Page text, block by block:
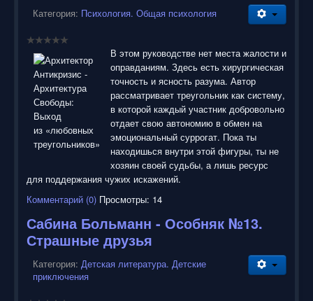
Категория: Психология. Общая психология
В этом руководстве нет места жалости и
оправданиям. Здесь есть хирургическая
точность и ясность разума. Автор
рассматривает треугольник как систему,
в которой каждый участник добровольно
отдает свою автономию в обмен на
эмоциональный суррогат. Пока ты
находишься внутри этой фигуры, ты не
хозяин своей судьбы, а лишь ресурс
для поддержания чужих искажений.
Комментарий (0) Просмотры: 14
Сабина Больманн - Особняк №13.
Страшные друзья
Категория: Детская литература. Детские
приключения